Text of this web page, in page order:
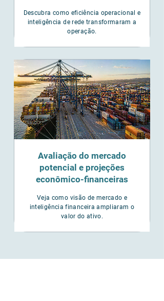
Descubra como eficiência operacional e
inteligência de rede transformaram a
operação.
Avaliação do mercado
potencial e projeções
econômico-financeiras
Veja como visão de mercado e
inteligência financeira ampliaram o
valor do ativo.